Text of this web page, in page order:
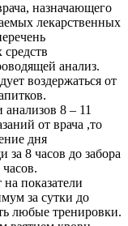
назначающего
лекарственных
анализ.
воздержаться от
8 – 11
от врача ,то
дня
8 часов до забора
показатели
за сутки до
любые тренировки.